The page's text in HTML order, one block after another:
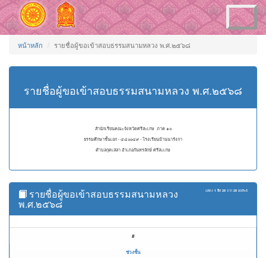
Toggle
navigation
หน้าหลัก รายชื่อผู้ขอเข้าสอบธรรมสนามหลวง พ.ศ.๒๕๖๘
รายชื่อผู้ขอเข้าสอบธรรมสนามหลวง พ.ศ.๒๕๖๘
สำนักเรียนคณะจังหวัดศรีสะเกษ ภาค ๑๐
ธรรมศึกษาชั้นเอก - ๔๔๐๐๔๙ - โรงเรียนบ้านนารังกา
ตำบลกุดเสลา อำเภอกันทรลักษ์ ศรีสะเกษ
แสดง 1 ถึง 28 จาก 28 ผลลัพธ์
รายชื่อผู้ขอเข้าสอบธรรมสนามหลวง
พ.ศ.๒๕๖๘
#
ช่วงชั้น